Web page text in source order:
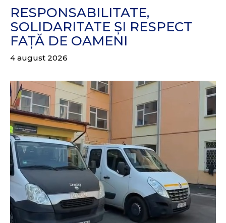
RESPONSABILITATE,
SOLIDARITATE ȘI RESPECT
FAȚĂ DE OAMENI
4 august 2026